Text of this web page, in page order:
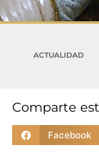
ACTUALIDAD
Comparte
Facebook